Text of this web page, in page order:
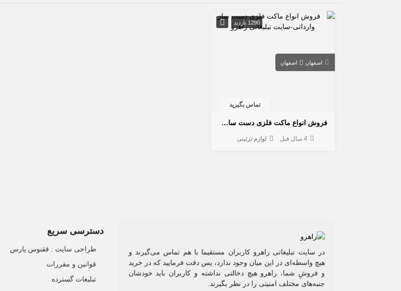
1290 بازدید
اصفهان اصفهان
تماس بگیرید
فروش انواع ماکت فلزی دست ساز وارداتی
4 سال قبل لوازم تزئینی
در سایت تبلیغاتی راهرو کاربران مستقیما با هم تماس می‌گیرند و
هیچ واسطه‌ای در این میان وجود ندارد، پس دقت فرمایید که در خرید
و فروشِ شما، راهرو هیچ دخالتی نداشته و کاربران باید خودشان
جنبه‌های مختلف امنیتی را در نظر بگیرند.
دسترسی سریع
طراحی سایت :‌ ققنوس پارس
قوانین و مقررات
تبلیغات گسترده